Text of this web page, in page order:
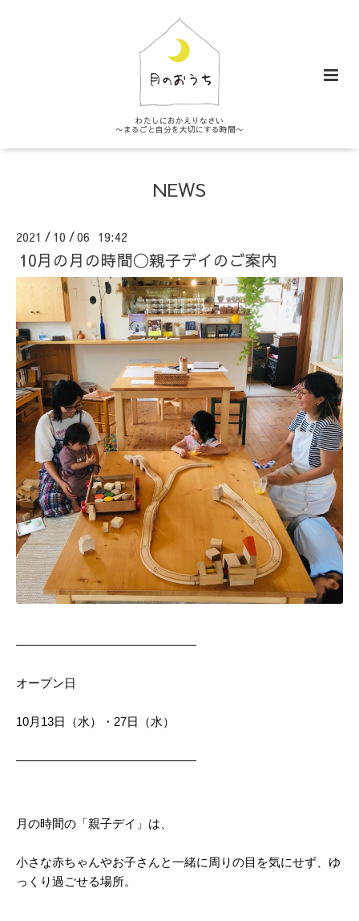
わたしにおかえりなさい
〜まるごと自分を大切にする時間〜
NEWS
2021 / 10 /06 19:42
10月の月の時間◯親子デイのご案内
———————————————
オープン日
10月13日（水）・27日（水）
———————————————
月の時間の「親子デイ」は、
小さな赤ちゃんやお子さんと一緒に周りの目を気にせず、ゆ
っくり過ごせる場所。